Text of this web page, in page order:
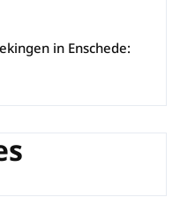
in Enschede: